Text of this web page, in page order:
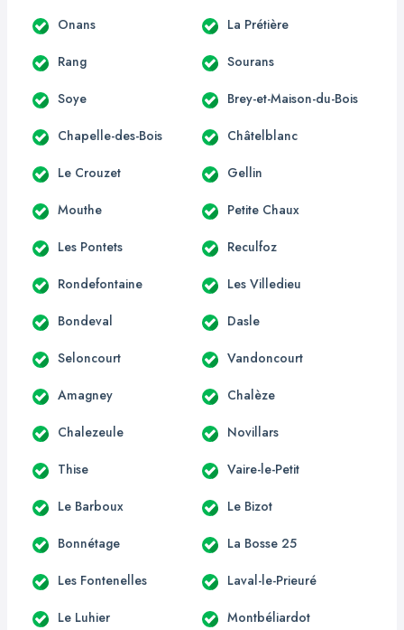
Onans La Prétière
Rang Sourans
Soye Brey-et-Maison-du-Bois
Chapelle-des-Bois Châtelblanc
Le Crouzet Gellin
Mouthe Petite Chaux
Les Pontets Reculfoz
Rondefontaine Les Villedieu
Bondeval Dasle
Seloncourt Vandoncourt
Amagney Chalèze
Chalezeule Novillars
Thise Vaire-le-Petit
Le Barboux Le Bizot
Bonnétage La Bosse 25
Les Fontenelles Laval-le-Prieuré
Le Luhier Montbéliardot